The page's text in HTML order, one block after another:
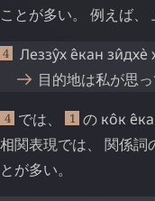
ことが多い。 例えば、
Леззу̂хе̂кан зи̂дхѐ
目的地は私が思
4 では、 1 の ко̂к
相関表現では、 関係詞
とが多い。